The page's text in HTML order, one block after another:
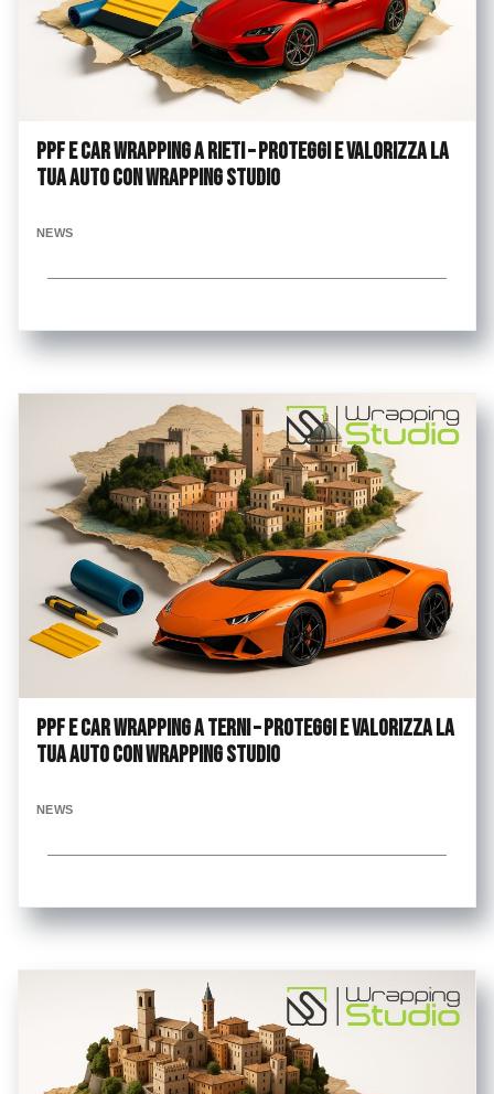
PPF e Car Wrapping a Rieti – Proteggi e valorizza la
tua auto con Wrapping Studio
NEWS
...
PPF e Car Wrapping a Terni – Proteggi e valorizza la
tua auto con Wrapping Studio
NEWS
...